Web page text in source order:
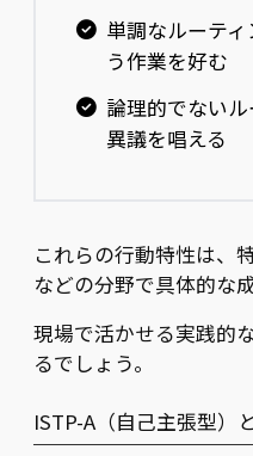
単調なルーテ
う作業を好む
論理的でない
異議を唱える
これらの行動特性は、
などの分野で具体的な
現場で活かせる実践的
るでしょう。
ISTP-A（自己主張型）